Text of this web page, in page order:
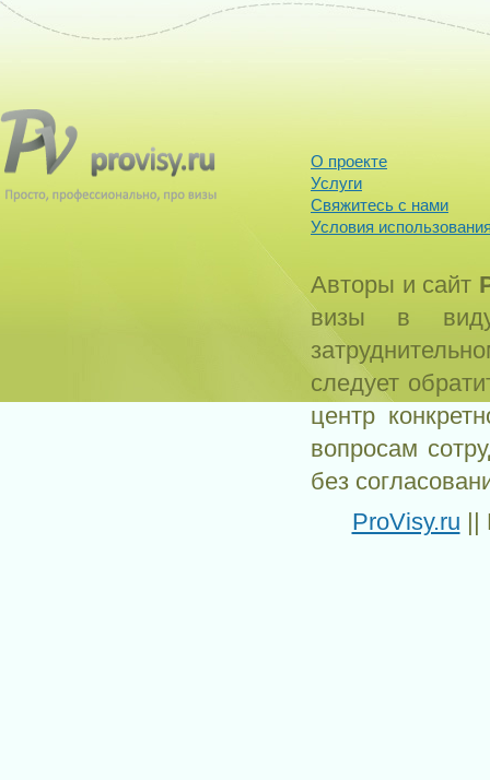
О проекте
Услуги
Свяжитесь с нами
Условия
Авторы и сайт
визы в виду
следует
центр
вопросам
без
ProVisy.ru ||